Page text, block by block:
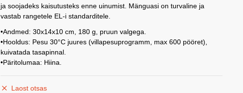
ja soojadeks kaisutusteks enne uinumist. Mänguasi on turvaline ja
vastab rangetele EL-i standarditele.
•Andmed: 30x14x10 cm, 180 g, pruun valgega.
•Hooldus: Pesu 30°C juures (villapesuprogramm, max 600 pööret),
kuivatada tasapinnal.
•Päritolumaa: Hiina.
Laost otsas